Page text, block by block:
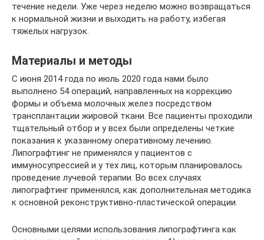
течение недели. Уже через неделю можно возвращаться
к нормальной жизни и выходить на работу, избегая
тяжелых нагрузок.
Материалы и методы
С июня 2014 года по июль 2020 года нами было
выполнено 54 операций, направленных на коррекцию
формы и объема молочных желез посредством
трансплантации жировой ткани. Все пациенты проходили
тщательный отбор и у всех были определены четкие
показания к указанному оперативному лечению.
Липографтинг не применялся у пациентов с
иммуносупрессией и у тех лиц, которым планировалось
проведение лучевой терапии. Во всех случаях
липографтинг применялся, как дополнительная методика
к основной реконструктивно-пластической операции.
Основными целями использования липографтинга как